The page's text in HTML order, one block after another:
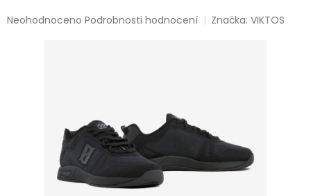
Průměrné
Neohodnoceno Podrobnosti hodnocení Značka:VIKTOS